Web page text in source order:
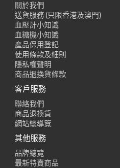
關於我們
送貨服務 (只限香港及澳門)
血壓計小知識
血糖機小知識
產品保用登記
使用條款及細則
隱私權聲明
商品退換貨條款
客戶服務
聯絡我們
商品退換貨
網站總導覽
其他服務
品牌總覽
最新特賣商品